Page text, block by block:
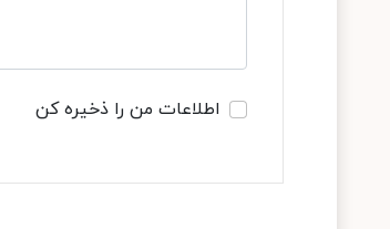
اطلاعات من را ذخیره کن